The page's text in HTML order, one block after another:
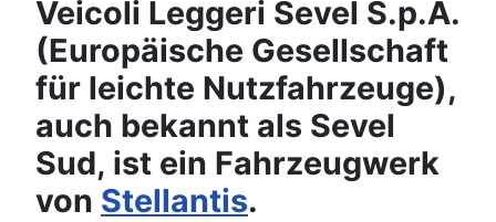
Veicoli Leggeri Sevel S.p.A.
(Europäische Gesellschaft
für leichte Nutzfahrzeuge),
auch bekannt als Sevel
Sud, ist ein Fahrzeugwerk
von Stellantis.